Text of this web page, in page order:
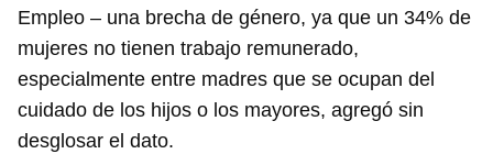
Empleo – una brecha de género, ya que un 34% de
mujeres no tienen trabajo remunerado,
especialmente entre madres que se ocupan del
cuidado de los hijos o los mayores, agregó sin
desglosar el dato.